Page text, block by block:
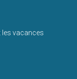
les vacances